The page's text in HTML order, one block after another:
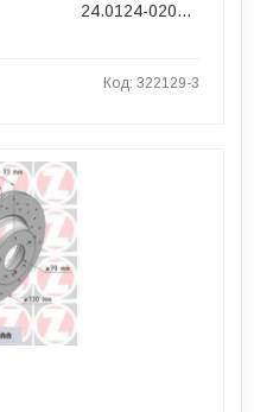
24.0124-0200.1
Код: 322129-3